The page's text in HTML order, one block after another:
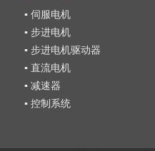
▪ 伺服电机
▪ 步进电机
▪ 步进电机驱动器
▪ 直流电机
▪ 减速器
▪ 控制系统